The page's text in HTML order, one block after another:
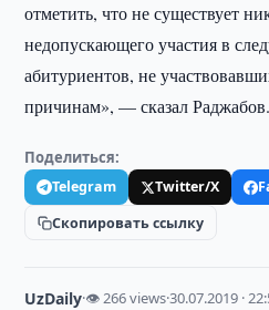
отметить, что не существует
недопускающего участия в
абитуриентов, не
причинам», — сказал Раджабов.
Поделиться:
Telegram Twitter/X
Скопировать ссылку
UzDaily·👁 266 views·30.07.2019 ·